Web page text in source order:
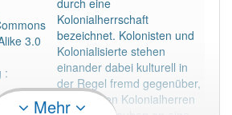
Nutzer haben den Artikel
3.0
:
durch eine
Kolonialherrschaft
bezeichnet. Kolonisten und
Kolonialisierte stehen
einander dabei kulturell in
der Regel fremd gegenüber,
was bei den Kolonialherren
Mehr